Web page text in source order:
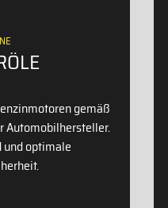
gemäß
Automobilhersteller.
optimale